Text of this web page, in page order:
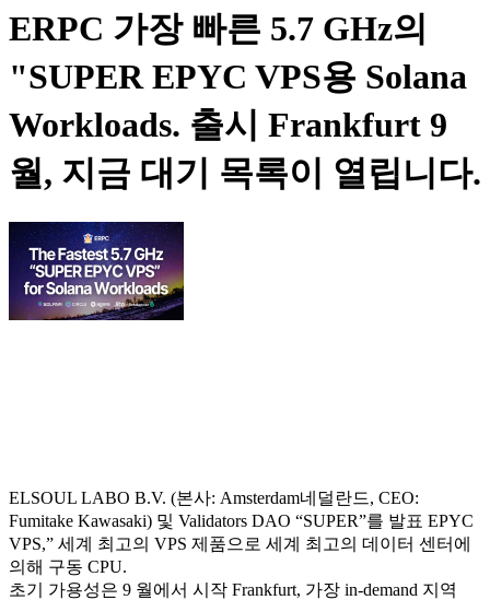
ERPC 가장 빠른 5.7 GHz의
"SUPER EPYC VPS용 Solana
Workloads. 출시 Frankfurt 9
월, 지금 대기 목록이 열립니다.
ELSOUL LABO B.V. (본사: Amsterdam네덜란드, CEO:
Fumitake Kawasaki) 및 Validators DAO “SUPER”를 발표 EPYC
VPS,” 세계 최고의 VPS 제품으로 세계 최고의 데이터 센터에
의해 구동 CPU.
초기 가용성은 9 월에서 시작 Frankfurt, 가장 in-demand 지역